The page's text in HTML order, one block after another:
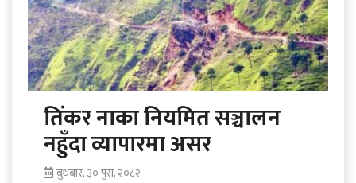
तिंकर नाका नियमित सञ्चालन
नहुँदा व्यापारमा असर
बुधबार, ३० पुस, २०८२